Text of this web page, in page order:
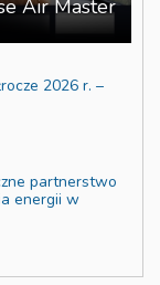
Air Master
2026 r. –
partnerstwo
energii w